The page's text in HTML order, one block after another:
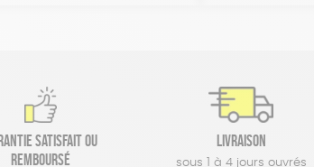
satisfait ou
remboursé
Livraison
sous 1 à 4 jours ouvrés